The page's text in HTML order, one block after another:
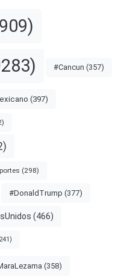
#Cancun (357)
(397)
(298)
#DonaldTrump (377)
(466)
(358)